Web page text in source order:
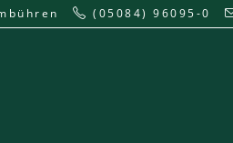
(05084) 96095-0